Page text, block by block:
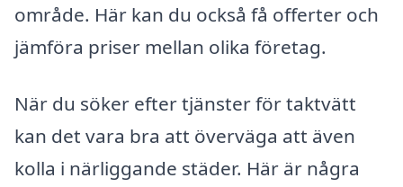
område. Här kan du också få offerter och
jämföra priser mellan olika företag.
När du söker efter tjänster för taktvätt
kan det vara bra att överväga att även
kolla i närliggande städer. Här är några